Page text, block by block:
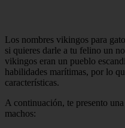
Los nombres vikingos para
si quieres darle a tu felino un
vikingos eran un pueblo
habilidades marítimas, por lo
características.
A continuación, te presento
machos: